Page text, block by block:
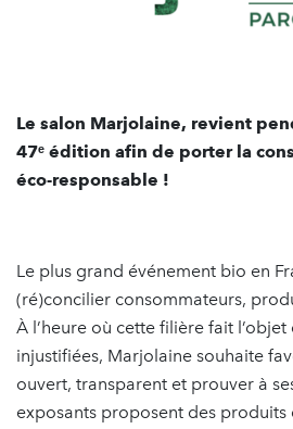
Le salon Marjolaine, revient
47ᵉ édition afin de porter la
éco-responsable !
Le plus grand événement bio en
(ré)concilier consommateurs,
À l’heure où cette filière fait
injustifiées, Marjolaine souhaite
ouvert, transparent et prouver à
exposants proposent des